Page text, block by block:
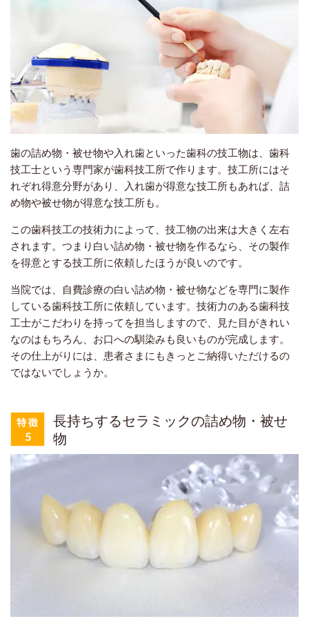
歯の詰め物・被せ物や入れ歯といった歯科の技工物は、歯科
技工士という専門家が歯科技工所で作ります。技工所にはそ
れぞれ得意分野があり、入れ歯が得意な技工所もあれば、詰
め物や被せ物が得意な技工所も。
この歯科技工の技術力によって、技工物の出来は大きく左右
されます。つまり白い詰め物・被せ物を作るなら、その製作
を得意とする技工所に依頼したほうが良いのです。
当院では、自費診療の白い詰め物・被せ物などを専門に製作
している歯科技工所に依頼しています。技術力のある歯科技
工士がこだわりを持ってを担当しますので、見た目がきれい
なのはもちろん、お口への馴染みも良いものが完成します。
その仕上がりには、患者さまにもきっとご納得いただけるの
ではないでしょうか。
長持ちするセラミックの詰め物・被せ
物